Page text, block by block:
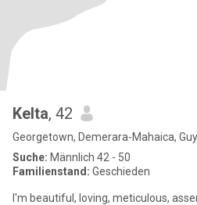
Kelta, 42
Georgetown, Demerara-Mahaica,
Suche: Männlich 42 - 50
Familienstand: Geschieden
I'm beautiful, loving, meticulous, assertive, loyalty, caring, down to